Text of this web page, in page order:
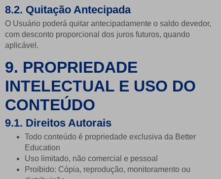
8.2. Quitação Antecipada
O Usuário poderá quitar antecipadamente o saldo devedor,
com desconto proporcional dos juros futuros, quando
aplicável.
9. PROPRIEDADE
INTELECTUAL E USO DO
CONTEÚDO
9.1. Direitos Autorais
Todo conteúdo é propriedade exclusiva da Better
Education
Uso limitado, não comercial e pessoal
Proibido: Cópia, reprodução, monitoramento ou